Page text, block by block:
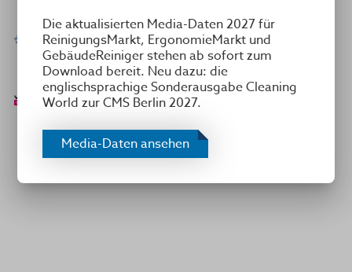
Die aktualisierten Media-Daten 2027 für
ReinigungsMarkt, ErgonomieMarkt und
GebäudeReiniger stehen ab sofort zum
Download bereit. Neu dazu: die
englischsprachige Sonderausgabe Cleaning
World zur CMS Berlin 2027.
Media-Daten ansehen